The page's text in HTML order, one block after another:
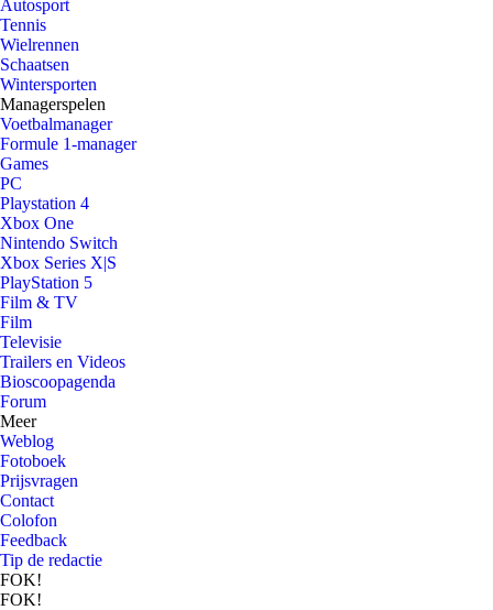
Autosport
Tennis
Wielrennen
Schaatsen
Wintersporten
Managerspelen
Voetbalmanager
Formule 1-manager
Games
PC
Playstation 4
Xbox One
Nintendo Switch
Xbox Series X|S
PlayStation 5
Film & TV
Film
Televisie
Trailers en Videos
Bioscoopagenda
Forum
Meer
Weblog
Fotoboek
Prijsvragen
Contact
Colofon
Feedback
Tip de redactie
FOK!
FOK!